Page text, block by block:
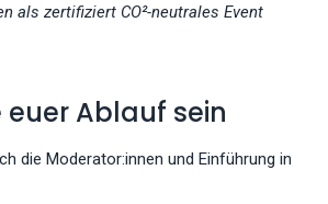
als zertifiziert CO²-neutrales Event
Ablauf sein
die Moderator:innen und Einführung in